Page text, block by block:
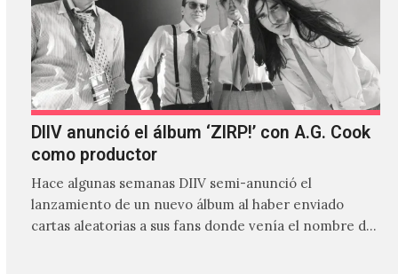
DIIV anunció el álbum ‘ZIRP!’ con A.G. Cook
como productor
Hace algunas semanas DIIV semi-anunció el
lanzamiento de un nuevo álbum al haber enviado
cartas aleatorias a sus fans donde venía el nombre de